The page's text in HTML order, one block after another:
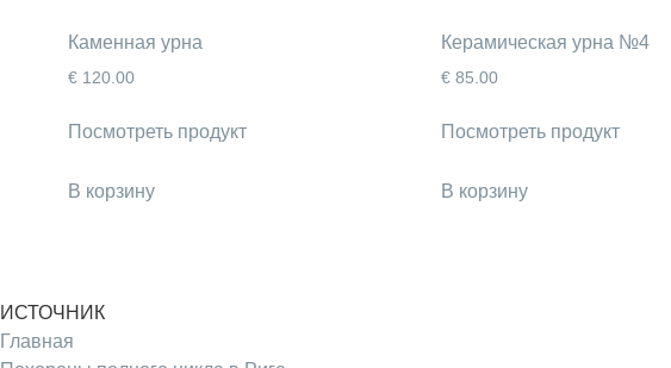
Каменная урна
€ 120.00
Посмотреть продукт
В корзину
Керамическая урна №4
€85.00
Посмотреть продукт
В корзину
ИСТОЧНИК
Главная